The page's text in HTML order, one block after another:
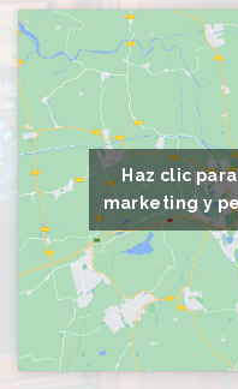
Haz clic
marketing y